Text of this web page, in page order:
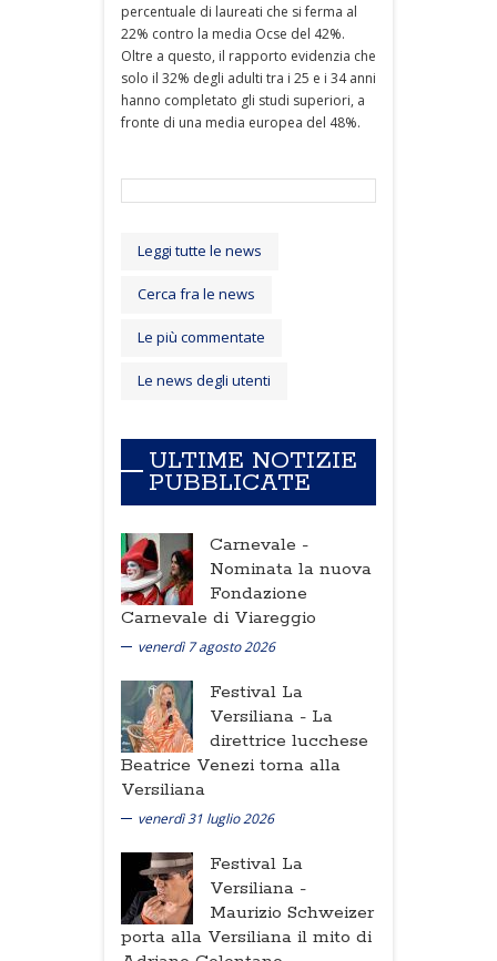
percentuale di laureati che si ferma al
22% contro la media Ocse del 42%.
Oltre a questo, il rapporto evidenzia che
solo il 32% degli adulti tra i 25 e i 34 anni
hanno completato gli studi superiori, a
fronte di una media europea del 48%.
Leggi tutte le news
Cerca fra le news
Le più commentate
Le news degli utenti
ULTIME NOTIZIE
PUBBLICATE
Carnevale -
Nominata la nuova
Fondazione
Carnevale di Viareggio
venerdì 7 agosto 2026
Festival La
Versiliana - La
direttrice lucchese
Beatrice Venezi torna alla
Versiliana
venerdì 31 luglio 2026
Festival La
Versiliana -
Maurizio Schweizer
porta alla Versiliana il mito di